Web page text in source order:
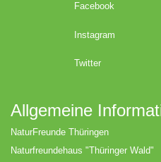
Facebook
Instagram
Twitter
Allgemeine
NaturFreunde Thüringen
Naturfreundehaus "Thüringer Wald"